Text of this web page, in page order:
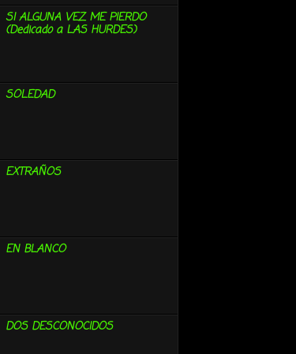
SI ALGUNA VEZ ME PIERDO
(Dedicado a LAS HURDES)
SOLEDAD
EXTRAÑOS
EN BLANCO
DOS DESCONOCIDOS